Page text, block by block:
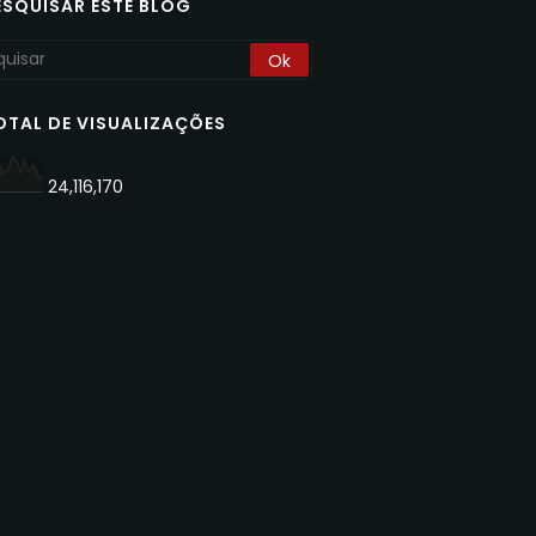
ESTE BLOG
DE VISUALIZAÇÕES
24,116,170